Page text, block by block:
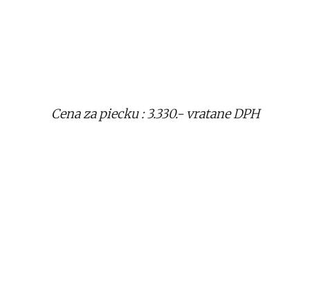
Cena za piecku : 3.330.- vratane DPH